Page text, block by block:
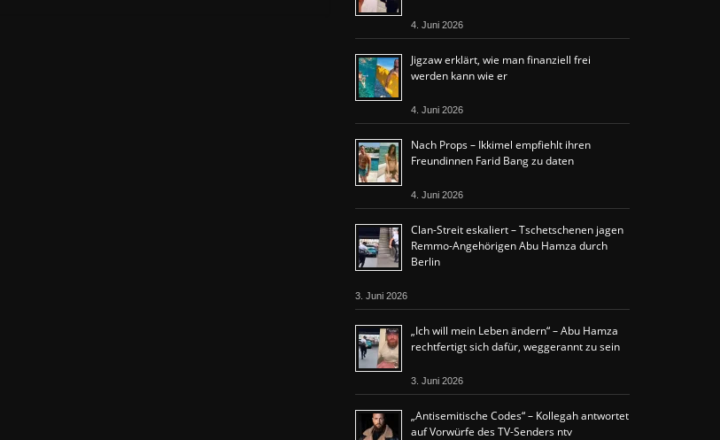
4. Juni 2026
Jigzaw erklärt, wie man finanziell frei
werden kann wie er
4. Juni 2026
Nach Props – Ikkimel empfiehlt ihren
Freundinnen Farid Bang zu daten
4. Juni 2026
Clan-Streit eskaliert – Tschetschenen jagen
Remmo-Angehörigen Abu Hamza durch
Berlin
3. Juni 2026
„Ich will mein Leben ändern“ – Abu Hamza
rechtfertigt sich dafür, weggerannt zu sein
3. Juni 2026
„Antisemitische Codes“ – Kollegah antwortet
auf Vorwürfe des TV-Senders ntv